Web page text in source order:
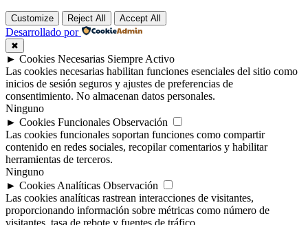
Customize Reject All Accept All
Desarrollado por
✖
► Cookies Necesarias Siempre Activo
Las cookies necesarias habilitan funciones esenciales del sitio como
inicios de sesión seguros y ajustes de preferencias de
consentimiento. No almacenan datos personales.
Ninguno
► Cookies Funcionales Observación
Las cookies funcionales soportan funciones como compartir
contenido en redes sociales, recopilar comentarios y habilitar
herramientas de terceros.
Ninguno
► Cookies Analíticas Observación
Las cookies analíticas rastrean interacciones de visitantes,
proporcionando información sobre métricas como número de
visitantes, tasa de rebote y fuentes de tráfico.